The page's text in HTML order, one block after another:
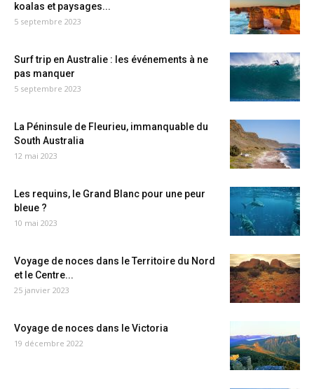
koalas et paysages...
5 septembre 2023
Surf trip en Australie : les événements à ne
pas manquer
5 septembre 2023
La Péninsule de Fleurieu, immanquable du
South Australia
12 mai 2023
Les requins, le Grand Blanc pour une peur
bleue ?
10 mai 2023
Voyage de noces dans le Territoire du Nord
et le Centre...
25 janvier 2023
Voyage de noces dans le Victoria
19 décembre 2022